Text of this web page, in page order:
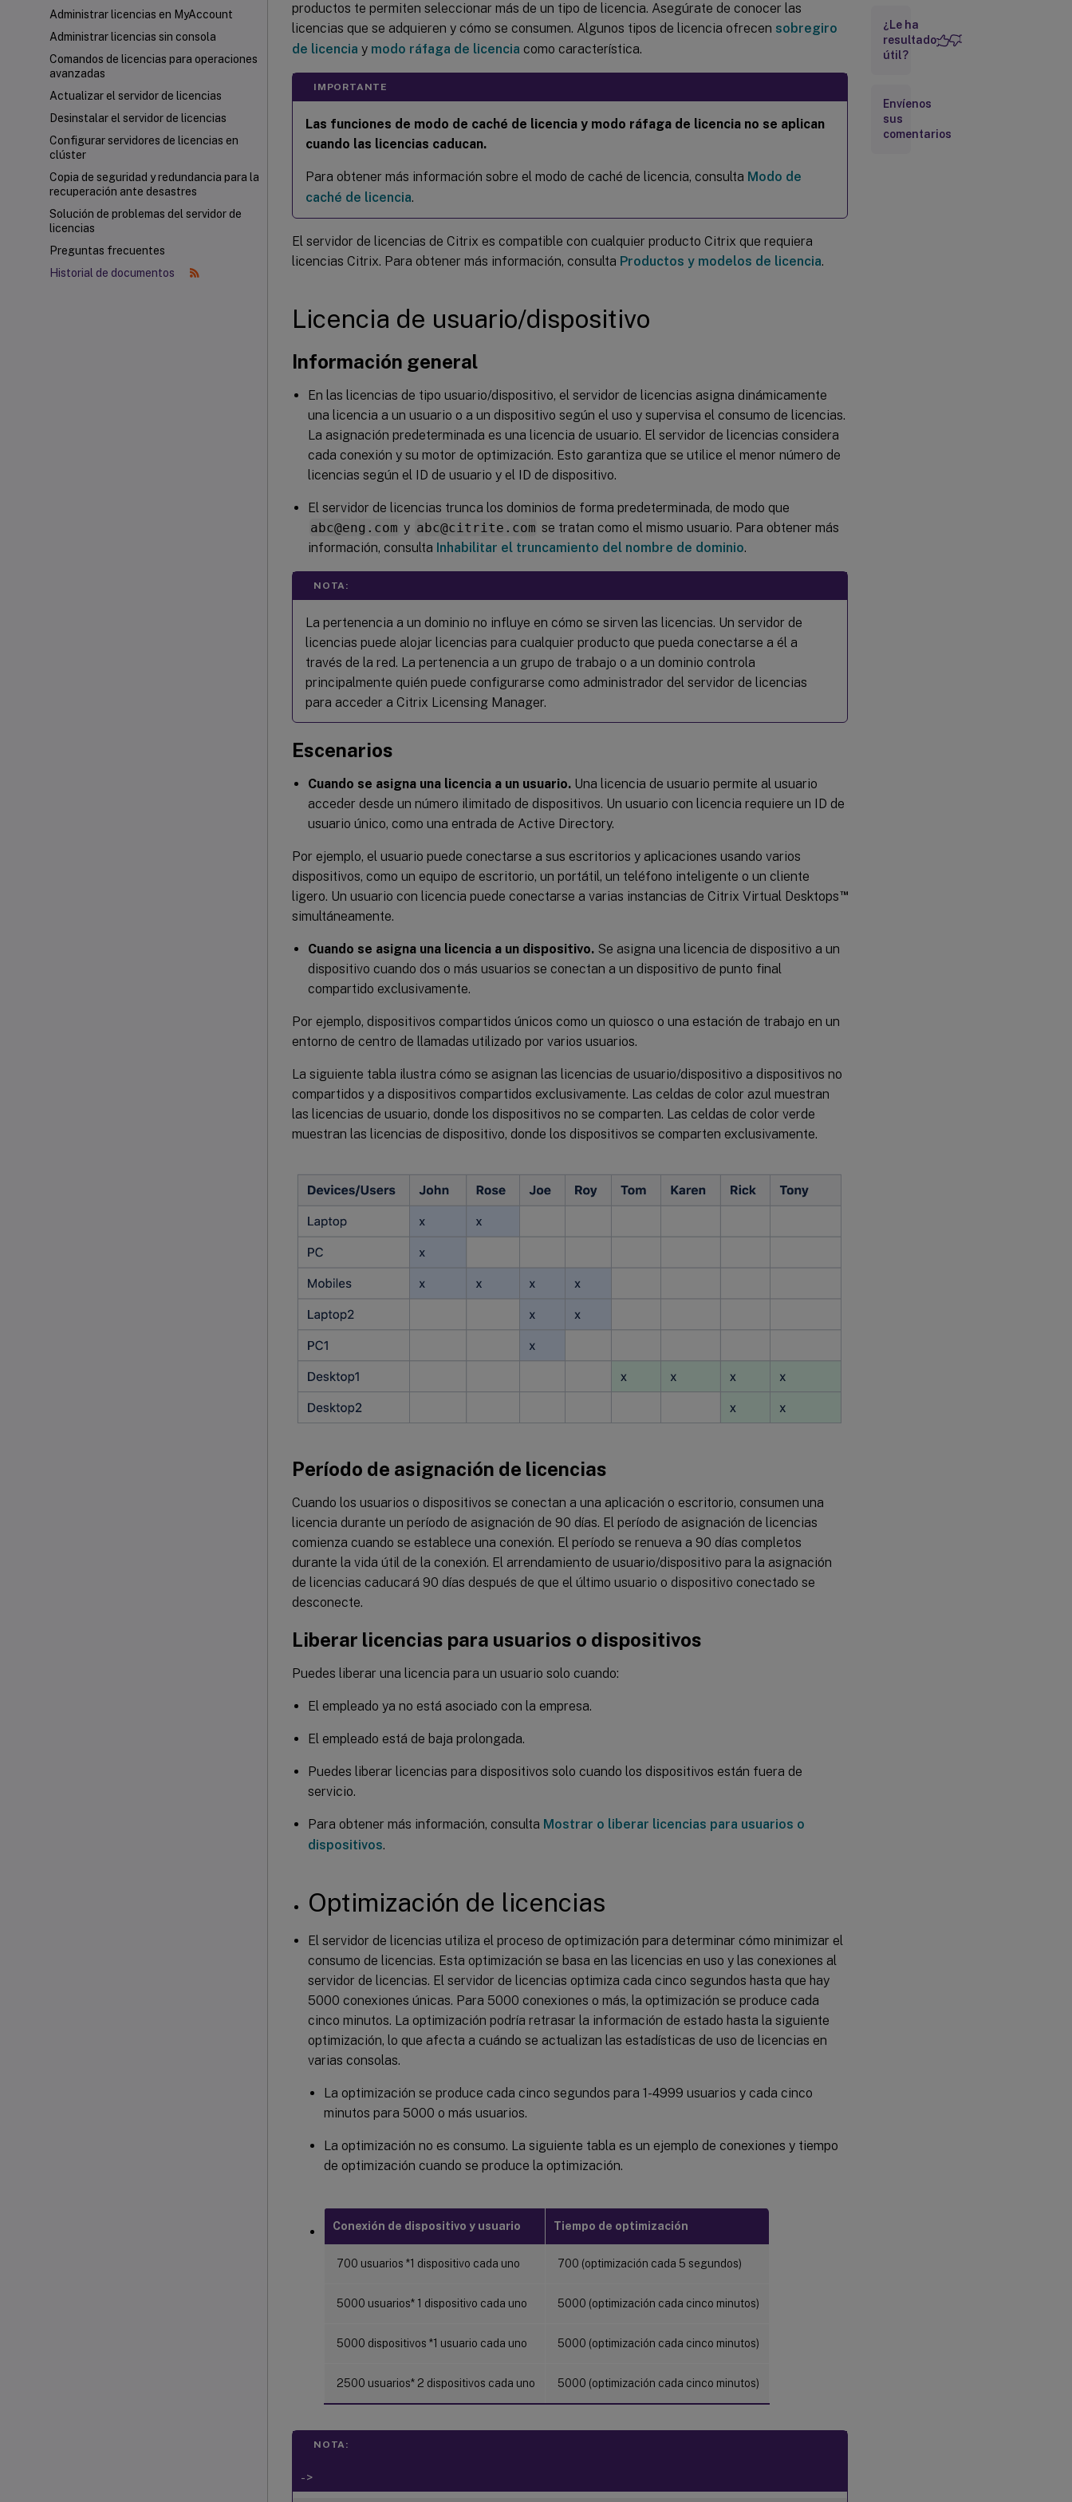
Administrar licencias en MyAccount
Administrar licencias sin consola
Comandos de licencias para operaciones
avanzadas
Actualizar el servidor de licencias
Desinstalar el servidor de licencias
Configurar servidores de licencias en
clúster
Copia de seguridad y redundancia para la
recuperación ante desastres
Solución de problemas del servidor de
licencias
Preguntas frecuentes
Historial de documentos
productos te permiten seleccionar más de un tipo de licencia. Asegúrate de conocer las
licencias que se adquieren y cómo se consumen. Algunos tipos de licencia ofrecen sobregiro
de licencia y modo ráfaga de licencia como característica.
IMPORTANTE
Las funciones de modo de caché de licencia y modo ráfaga de licencia no se aplican
cuando las licencias caducan.
Para obtener más información sobre el modo de caché de licencia, consulta Modo de
caché de licencia.
El servidor de licencias de Citrix es compatible con cualquier producto Citrix que requiera
licencias Citrix. Para obtener más información, consulta Productos y modelos de licencia.
Licencia de usuario/dispositivo
Información general
En las licencias de tipo usuario/dispositivo, el servidor de licencias asigna dinámicamente
una licencia a un usuario o a un dispositivo según el uso y supervisa el consumo de licencias.
La asignación predeterminada es una licencia de usuario. El servidor de licencias considera
cada conexión y su motor de optimización. Esto garantiza que se utilice el menor número de
licencias según el ID de usuario y el ID de dispositivo.
El servidor de licencias trunca los dominios de forma predeterminada, de modo que
abc@eng.com y abc@citrite.com se tratan como el mismo usuario. Para obtener más
información, consulta Inhabilitar el truncamiento del nombre de dominio.
NOTA:
La pertenencia a un dominio no influye en cómo se sirven las licencias. Un servidor de
licencias puede alojar licencias para cualquier producto que pueda conectarse a él a
través de la red. La pertenencia a un grupo de trabajo o a un dominio controla
principalmente quién puede configurarse como administrador del servidor de licencias
para acceder a Citrix Licensing Manager.
Escenarios
Cuando se asigna una licencia a un usuario. Una licencia de usuario permite al usuario
acceder desde un número ilimitado de dispositivos. Un usuario con licencia requiere un ID de
usuario único, como una entrada de Active Directory.
Por ejemplo, el usuario puede conectarse a sus escritorios y aplicaciones usando varios
dispositivos, como un equipo de escritorio, un portátil, un teléfono inteligente o un cliente
ligero. Un usuario con licencia puede conectarse a varias instancias de Citrix Virtual Desktops™
simultáneamente.
Cuando se asigna una licencia a un dispositivo. Se asigna una licencia de dispositivo a un
dispositivo cuando dos o más usuarios se conectan a un dispositivo de punto final
compartido exclusivamente.
Por ejemplo, dispositivos compartidos únicos como un quiosco o una estación de trabajo en un
entorno de centro de llamadas utilizado por varios usuarios.
La siguiente tabla ilustra cómo se asignan las licencias de usuario/dispositivo a dispositivos no
compartidos y a dispositivos compartidos exclusivamente. Las celdas de color azul muestran
las licencias de usuario, donde los dispositivos no se comparten. Las celdas de color verde
muestran las licencias de dispositivo, donde los dispositivos se comparten exclusivamente.
Período de asignación de licencias
Cuando los usuarios o dispositivos se conectan a una aplicación o escritorio, consumen una
licencia durante un período de asignación de 90 días. El período de asignación de licencias
comienza cuando se establece una conexión. El período se renueva a 90 días completos
durante la vida útil de la conexión. El arrendamiento de usuario/dispositivo para la asignación
de licencias caducará 90 días después de que el último usuario o dispositivo conectado se
desconecte.
Liberar licencias para usuarios o dispositivos
Puedes liberar una licencia para un usuario solo cuando:
El empleado ya no está asociado con la empresa.
El empleado está de baja prolongada.
Puedes liberar licencias para dispositivos solo cuando los dispositivos están fuera de
servicio.
Para obtener más información, consulta Mostrar o liberar licencias para usuarios o
dispositivos.
Optimización de licencias
El servidor de licencias utiliza el proceso de optimización para determinar cómo minimizar el
consumo de licencias. Esta optimización se basa en las licencias en uso y las conexiones al
servidor de licencias. El servidor de licencias optimiza cada cinco segundos hasta que hay
5000 conexiones únicas. Para 5000 conexiones o más, la optimización se produce cada
cinco minutos. La optimización podría retrasar la información de estado hasta la siguiente
optimización, lo que afecta a cuándo se actualizan las estadísticas de uso de licencias en
varias consolas.
La optimización se produce cada cinco segundos para 1-4999 usuarios y cada cinco
minutos para 5000 o más usuarios.
La optimización no es consumo. La siguiente tabla es un ejemplo de conexiones y tiempo
de optimización cuando se produce la optimización.
Conexión de dispositivo y usuario Tiempo de optimización
700 usuarios *1 dispositivo cada uno 700 (optimización cada 5 segundos)
5000 usuarios* 1 dispositivo cada uno 5000 (optimización cada cinco minutos)
5000 dispositivos *1 usuario cada uno 5000 (optimización cada cinco minutos)
2500 usuarios* 2 dispositivos cada uno 5000 (optimización cada cinco minutos)
NOTA:
- >
Licencia
por
Licencia
por
dispositivo
¿Le ha
resultado
útil?
Envíenos
sus
comentarios